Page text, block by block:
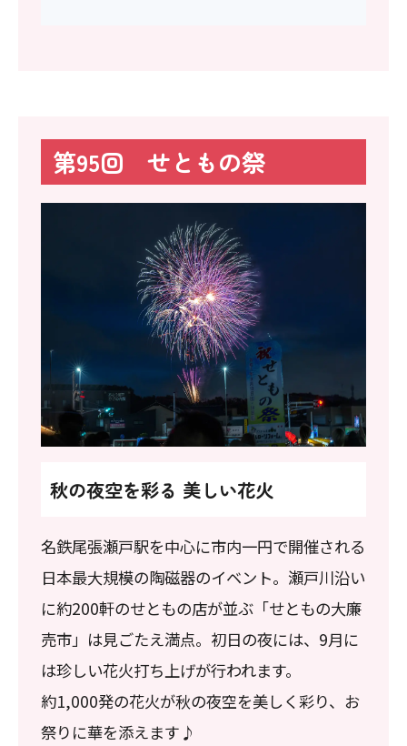
第95回 せともの祭
秋の夜空を彩る 美しい花火
名鉄尾張瀬戸駅を中心に市内一円で開催される
日本最大規模の陶磁器のイベント。瀬戸川沿い
に約200軒のせともの店が並ぶ「せともの大廉
売市」は見ごたえ満点。初日の夜には、9月に
は珍しい花火打ち上げが行われます。
約1,000発の花火が秋の夜空を美しく彩り、お
祭りに華を添えます♪